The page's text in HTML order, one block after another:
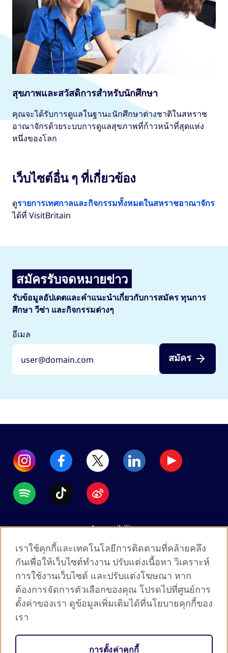
สุขภาพและสวัสดิการสำหรับนักศึกษา
คุณจะได้รับการดูแลในฐานะนักศึกษาต่างชาติในสหราช
อาณาจักรด้วยระบบการดูแลสุขภาพที่ก้าวหน้าที่สุดแห่ง
หนึ่งของโลก
เว็บไซต์อื่น ๆ ที่เกี่ยวข้อง
ดูรายการเทศกาลและกิจกรรมทั้งหมดในสหราชอาณาจักร
ได้ที่ VisitBritain
สมัครรับจดหมายข่าว
รับข้อมูลอัปเดตและคำแนะนำเกี่ยวกับการสมัคร ทุนการ
ศึกษา วีซ่า และกิจกรรมต่างๆ
อีเมล
สมัคร
Accessibility
Data protection
Terms of use
Cookies
Sitemap
The United Kingdom's international organisation for
เราใช้คุกกี้และเทคโนโลยีการติดตามที่คล้ายคลึง
กันเพื่อให้เว็บไซต์ทำงาน ปรับแต่งเนื้อหา วิเคราะห์
การใช้งานเว็บไซต์ และปรับแต่งโฆษณา หาก
ต้องการจัดการตัวเลือกของคุณ โปรดไปที่ศูนย์การ
ตั้งค่าของเรา ดูข้อมูลเพิ่มเติมได้ที่นโยบายคุกกี้ของ
เรา
การตั้งค่าคุกกี้